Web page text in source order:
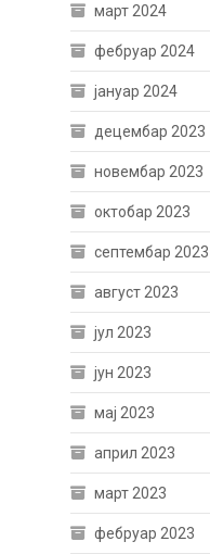
март 2024
фебруар 2024
јануар 2024
децембар 2023
новембар 2023
октобар 2023
септембар 2023
август 2023
јул 2023
јун 2023
мај 2023
април 2023
март 2023
фебруар 2023